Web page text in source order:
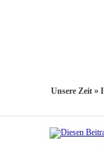
Unsere Zeit »